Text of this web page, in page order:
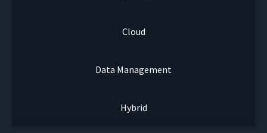
Cloud
Data Management
Hybrid